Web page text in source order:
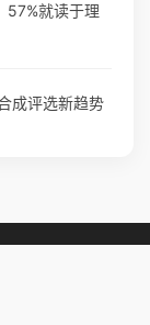
57%就读于理
成评选新趋势